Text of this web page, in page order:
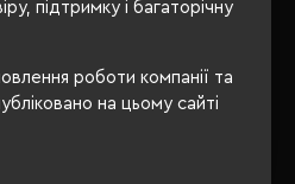
підтримку і багаторічну
роботи компанії та
на цьому сайті